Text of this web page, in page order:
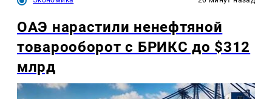
ОАЭ нарастили ненефтяной
товарооборот с БРИКС до $312
млрд